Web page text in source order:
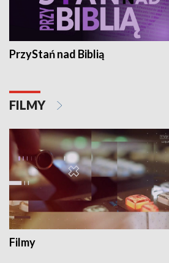
PrzyStań nad Biblią
FILMY
Filmy